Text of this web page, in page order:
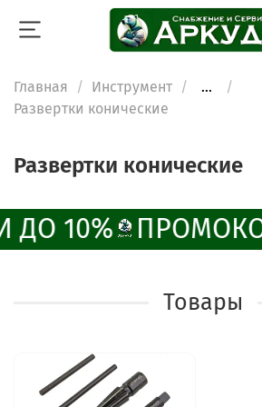
Главная Инструмент
...
Развертки конические
Развертки конические
ДО 10%
Товары
ChatApp
online